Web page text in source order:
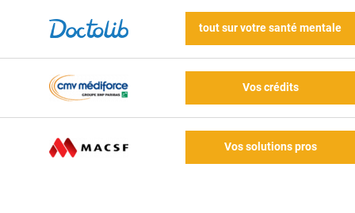
tout sur votre santé mentale
Vos crédits
Vos solutions pros